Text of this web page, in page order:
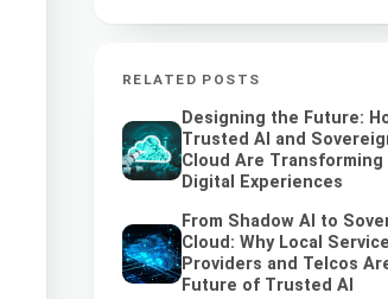
RELATED POSTS
Designing the Future:
Trusted AI and
Cloud Are Transforming
Digital Experiences
From Shadow AI to
Cloud: Why Local Service
Providers and Telcos
Future of Trusted AI